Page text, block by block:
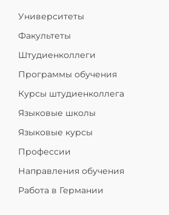
Университеты
Факультеты
Штудиенколлеги
Программы обучения
Курсы штудиенколлега
Языковые школы
Языковые курсы
Профессии
Направления обучения
Работа в Германии